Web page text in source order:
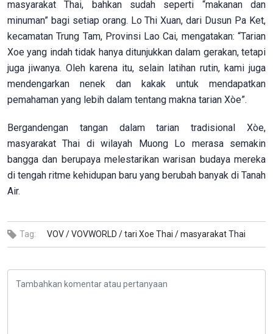
masyarakat Thai, bahkan sudah seperti “makanan dan
minuman” bagi setiap orang. Lo Thi Xuan, dari Dusun Pa Ket,
kecamatan Trung Tam, Provinsi Lao Cai, mengatakan: “Tarian
Xoe yang indah tidak hanya ditunjukkan dalam gerakan, tetapi
juga jiwanya. Oleh karena itu, selain latihan rutin, kami juga
mendengarkan nenek dan kakak untuk mendapatkan
pemahaman yang lebih dalam tentang makna tarian Xòe”.
Bergandengan tangan dalam tarian tradisional Xòe,
masyarakat Thai di wilayah Muong Lo merasa semakin
bangga dan berupaya melestarikan warisan budaya mereka
di tengah ritme kehidupan baru yang berubah banyak di Tanah
Air.
Tag: VOV /VOVWORLD /tari Xoe Thai /masyarakat Thai